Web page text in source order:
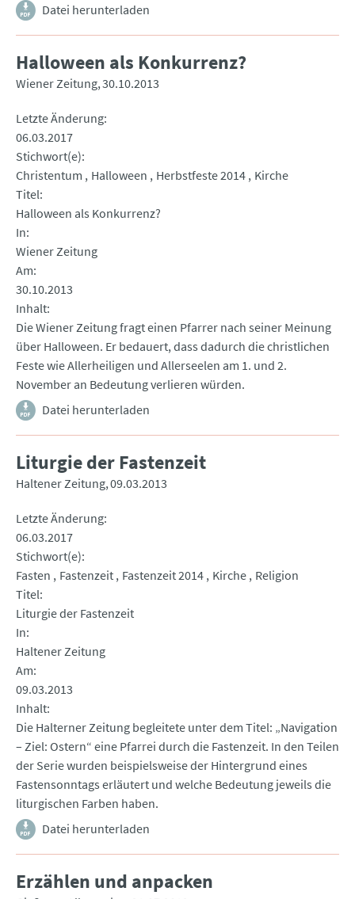
Datei herunterladen
Halloween als Konkurrenz?
Wiener Zeitung 30.10.2013
Letzte Änderung
06.03.2017
Stichwort(e)
Christentum
Halloween Herbstfeste 2014 Kirche
Titel
Halloween als Konkurrenz?
In
Wiener Zeitung
Am
30.10.2013
Inhalt
Die Wiener Zeitung fragt einen Pfarrer nach seiner Meinung
über Halloween. Er bedauert, dass dadurch die christlichen
Feste wie Allerheiligen und Allerseelen am 1. und 2.
November an Bedeutung verlieren würden.
Datei herunterladen
Liturgie der Fastenzeit
Haltener Zeitung 09.03.2013
Letzte Änderung
06.03.2017
Stichwort(e)
Fasten
Fastenzeit Fastenzeit 2014 Kirche Religion
Titel
Liturgie der Fastenzeit
In
Haltener Zeitung
Am
09.03.2013
Inhalt
Die Halterner Zeitung begleitete unter dem Titel: „Navigation
– Ziel: Ostern“ eine Pfarrei durch die Fastenzeit. In den Teilen
der Serie wurden beispielsweise der Hintergrund eines
Fastensonntags erläutert und welche Bedeutung jeweils die
liturgischen Farben haben.
Datei herunterladen
Erzählen und anpacken